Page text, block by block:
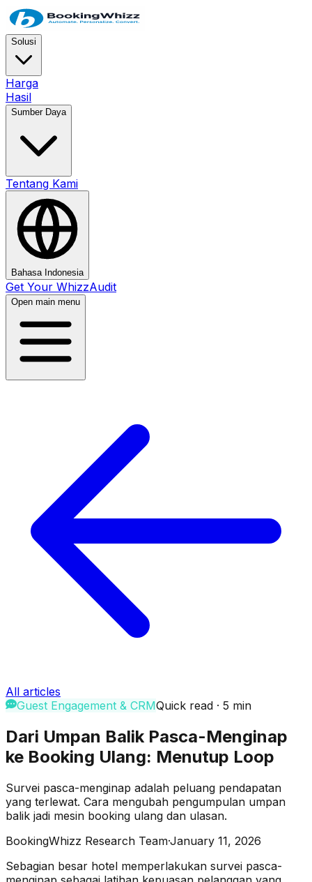
Solusi
Harga
Hasil
Sumber Daya
Tentang Kami
Bahasa Indonesia
Get Your WhizzAudit
Open main menu
All articles
Guest Engagement & CRMQuick read · 5 min
Dari Umpan Balik Pasca-Menginap
ke Booking Ulang: Menutup Loop
Survei pasca-menginap adalah peluang pendapatan
yang terlewat. Cara mengubah pengumpulan umpan
balik jadi mesin booking ulang dan ulasan.
BookingWhizz Research Team·January 11, 2026
Sebagian besar hotel memperlakukan survei pasca-